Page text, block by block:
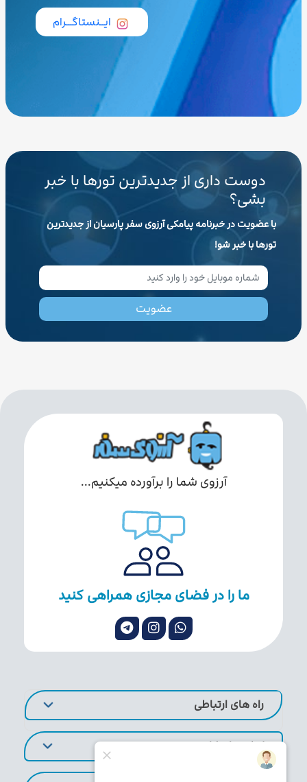
ایــنستاگـــرام
دوست داری از جدیدترین تورها با خبر
بشی؟
با عضویت در خبرنامه پیامکی آرزوی سفر پارسیان از جدیدترین
تورها با خبر شو!
عضویت
آرزوی شما را برآورده میکنیم...
ما را در فضای مجازی همراهی کنید
راه های ارتباطی
لینک های کاربردی